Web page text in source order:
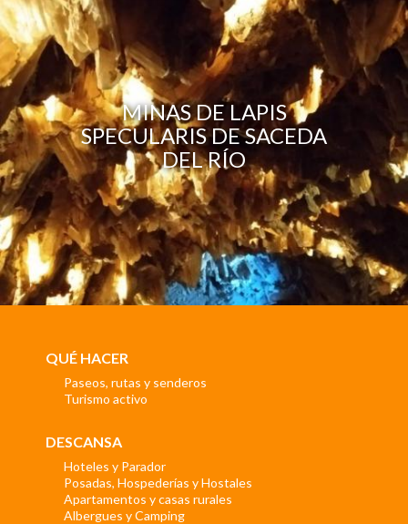
MINAS DE LAPIS
SPECULARIS DE SACEDA
DEL RÍO
QUÉ HACER
Paseos, rutas y senderos
Turismo activo
DESCANSA
Hoteles y Parador
Posadas, Hospederías y Hostales
Apartamentos y casas rurales
Albergues y Camping